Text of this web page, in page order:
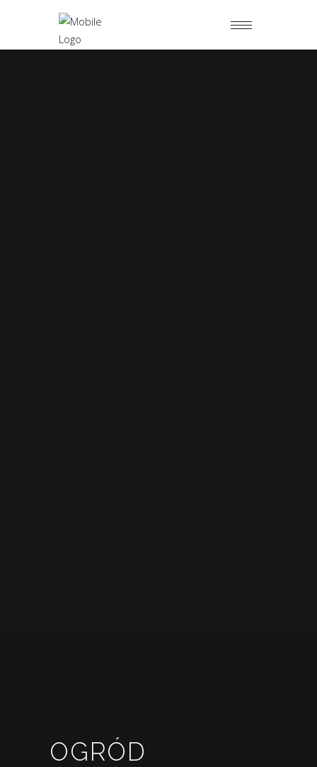
OGRÓD